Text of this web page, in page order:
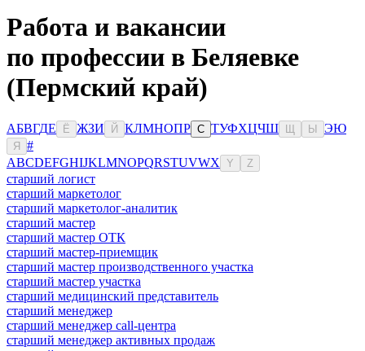
Работа и вакансии
по профессии в Беляевке
(Пермский край)
АБВГДЕ Ё ЖЗИ Й КЛМНОПР С ТУФХЦЧШ Ы ЭЮ
Я
#
ABCDEFGHIJKLMNOPQRSTUVWX Y Z
старший логист
старший маркетолог
старший маркетолог-аналитик
старший мастер
старший мастер ОТК
старший мастер-приемщик
старший мастер производственного участка
старший мастер участка
старший медицинский представитель
старший менеджер
старший менеджер call-центра
старший менеджер активных продаж